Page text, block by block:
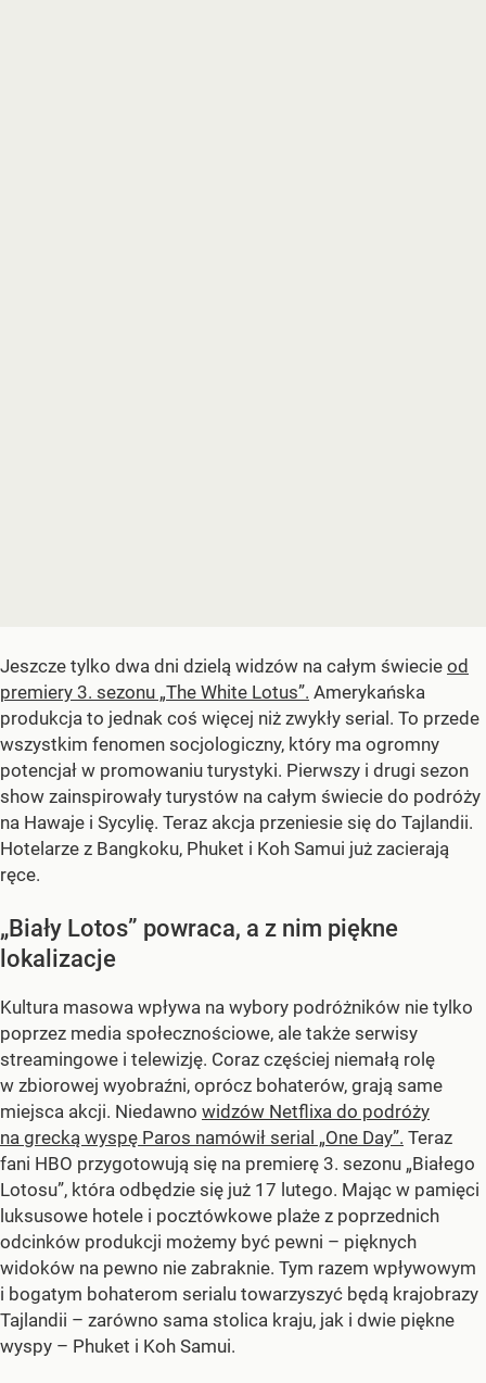
Jeszcze tylko dwa dni dzielą widzów na całym świecie od
premiery 3. sezonu „The White Lotus”. Amerykańska
produkcja to jednak coś więcej niż zwykły serial. To przede
wszystkim fenomen socjologiczny, który ma ogromny
potencjał w promowaniu turystyki. Pierwszy i drugi sezon
show zainspirowały turystów na całym świecie do podróży
na Hawaje i Sycylię. Teraz akcja przeniesie się do Tajlandii.
Hotelarze z Bangkoku, Phuket i Koh Samui już zacierają
ręce.
„Biały Lotos” powraca, a z nim piękne
lokalizacje
Kultura masowa wpływa na wybory podróżników nie tylko
poprzez media społecznościowe, ale także serwisy
streamingowe i telewizję. Coraz częściej niemałą rolę
w zbiorowej wyobraźni, oprócz bohaterów, grają same
miejsca akcji. Niedawno widzów Netflixa do podróży
na grecką wyspę Paros namówił serial „One Day”. Teraz
fani HBO przygotowują się na premierę 3. sezonu „Białego
Lotosu”, która odbędzie się już 17 lutego. Mając w pamięci
luksusowe hotele i pocztówkowe plaże z poprzednich
odcinków produkcji możemy być pewni – pięknych
widoków na pewno nie zabraknie. Tym razem wpływowym
i bogatym bohaterom serialu towarzyszyć będą krajobrazy
Tajlandii – zarówno sama stolica kraju, jak i dwie piękne
wyspy – Phuket i Koh Samui.